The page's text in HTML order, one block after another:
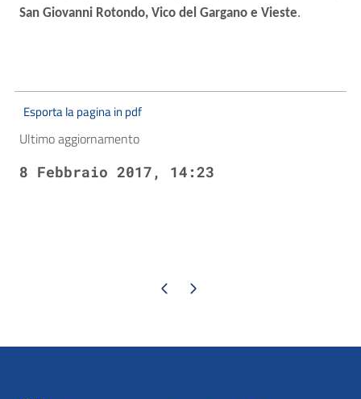
San Giovanni Rotondo, Vico del Gargano e Vieste.
Esporta la pagina in pdf
Ultimo aggiornamento
8 Febbraio 2017, 14:23
Pagina precedente
Pagina successiva